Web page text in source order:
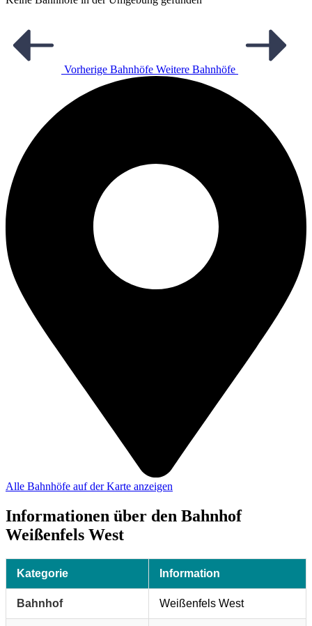
Vorherige Bahnhöfe Weitere Bahnhöfe
Alle Bahnhöfe auf der Karte anzeigen
Informationen über den Bahnhof
Weißenfels West
Kategorie Information
Bahnhof Weißenfels West